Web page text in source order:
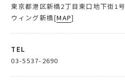
東京都港区新橋2丁目東口地下街1号
ウィング新橋[MAP]
TEL
03-5537-2690